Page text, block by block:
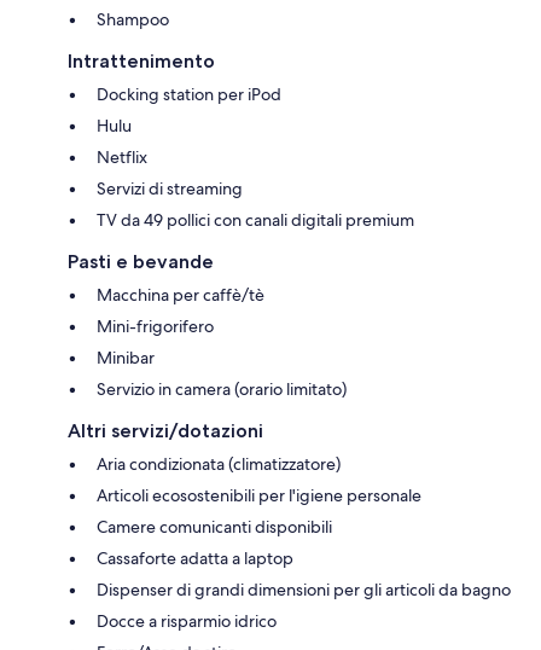
Shampoo
Intrattenimento
Docking station per iPod
Hulu
Netflix
Servizi di streaming
TV da 49 pollici con canali digitali premium
Pasti e bevande
Macchina per caffè/tè
Mini-frigorifero
Minibar
Servizio in camera (orario limitato)
Altri servizi/dotazioni
Aria condizionata (climatizzatore)
Articoli ecosostenibili per l'igiene personale
Camere comunicanti disponibili
Cassaforte adatta a laptop
Dispenser di grandi dimensioni per gli articoli da bagno
Docce a risparmio idrico